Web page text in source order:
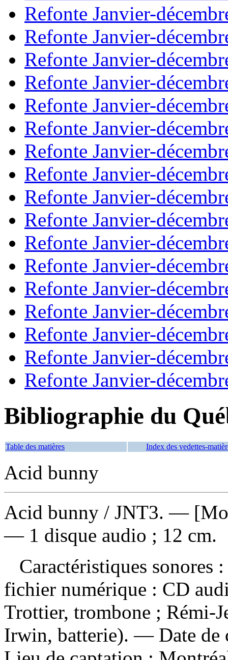
Refonte Janvier-
Refonte Janvier-
Refonte Janvier-
Refonte Janvier-
Refonte Janvier-
Refonte Janvier-
Refonte Janvier-
Refonte Janvier-
Refonte Janvier-
Refonte Janvier-
Refonte Janvier-
Refonte Janvier-
Refonte Janvier-
Refonte Janvier-
Refonte Janvier-
Refonte Janvier-
Refonte Janvier-
Bibliographie du
Table des matières Index des vedettes-
Acid bunny
Acid bunny / JNT3. —
— 1 disque audio ; 12 cm.
Caractéristiques sonores
fichier numérique : CD
Trottier, trombone ; Rémi-
Irwin, batterie). — Date de